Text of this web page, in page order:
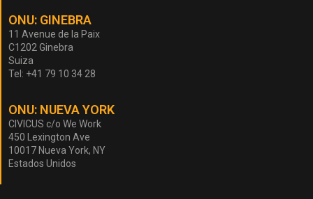
ONU: GINEBRA
11 Avenue de la Paix
C1202 Ginebra
Suiza
Tel: +41 79 10 34 28
ONU: NUEVA YORK
CIVICUS c/o We Work
450 Lexington Ave
10017 Nueva York, NY
Estados Unidos